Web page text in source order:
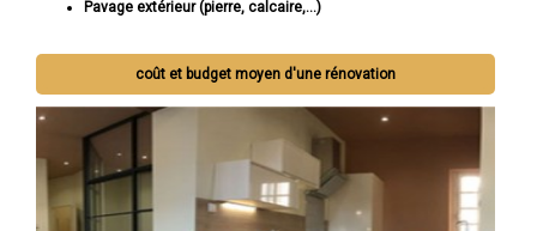
Pavage extérieur (pierre, calcaire,...)
coût et budget moyen d'une rénovation